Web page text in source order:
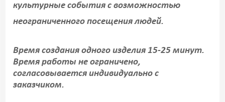
культурные события с возможностью
неограниченного посещения людей.
Время создания одного изделия 15-25 минут.
Время работы не ограничено,
согласовывается индивидуально с
заказчиком.